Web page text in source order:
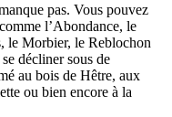
pas. Vous pouvez
comme l’Abondance, le
le Morbier, le Reblochon
décliner sous de
au bois de Hêtre, aux
ou bien encore à la